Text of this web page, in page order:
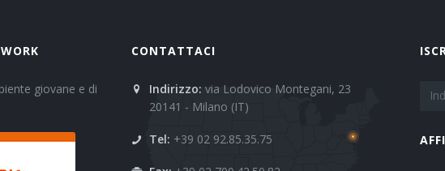
giovane e di
CONTATTACI
Indirizzo: via Lodovico Montegani, 23
20141 - Milano (IT)
Tel: +39 02 92.85.35.75